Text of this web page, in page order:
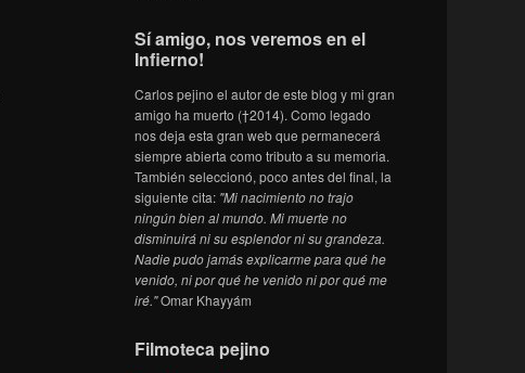
Sí amigo, nos veremos en el
Infierno!
Carlos pejino el autor de este blog y mi gran
amigo ha muerto (†2014). Como legado
nos deja esta gran web que permanecerá
siempre abierta como tributo a su memoria.
También seleccionó, poco antes del final, la
siguiente cita: "Mi nacimiento no trajo
ningún bien al mundo. Mi muerte no
disminuirá ni su esplendor ni su grandeza.
Nadie pudo jamás explicarme para qué he
venido, ni por qué he venido ni por qué me
iré."Omar Khayyám
Filmoteca pejino